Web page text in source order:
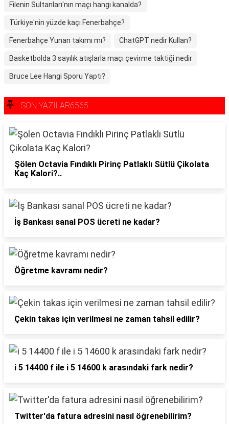
Filenin Sultanları'nın maçı hangi kanalda?
Türkiye'nin yüzde kaçı Fenerbahçe?
Fenerbahçe Yunan takımı mı? ChatGPT nedir Kullan?
Basketbolda 3 sayılık atışlarla maçı çevirme taktiği nedir
Bruce Lee Hangi Sporu Yaptı?
SON YAZILAR6565
Şölen Octavia Fındıklı Pirinç Patlaklı Sütlü Çikolata
Kaç Kalori?..
İş Bankası sanal POS ücreti ne kadar?
Öğretme kavramı nedir?
Çekin takas için verilmesi ne zaman tahsil edilir?
i 5 14400 f ile i 5 14600 k arasındaki fark nedir?
Twitter'da fatura adresini nasıl öğrenebilirim?